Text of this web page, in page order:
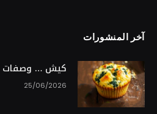
آخر المنشورات
كيش … وصفات
25/06/2026